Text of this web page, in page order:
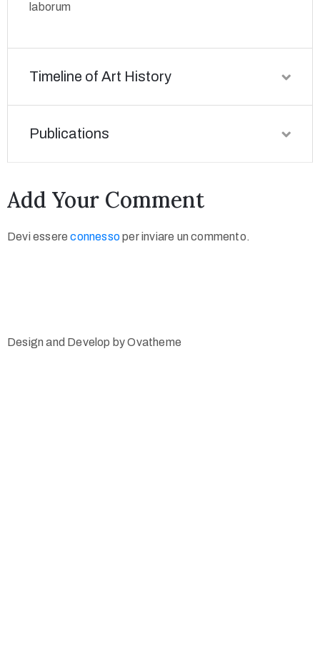
laborum
Timeline of Art History
Publications
Add Your Comment
Devi essereconnessoper inviare un commento.
Design and Develop by Ovatheme